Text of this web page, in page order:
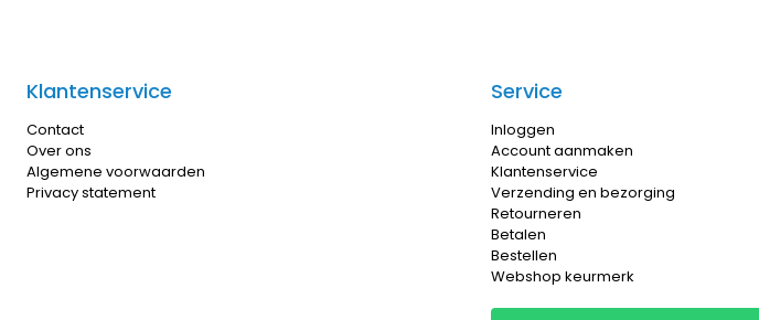
Klantenservice
Contact
Over ons
Algemene voorwaarden
Privacy statement
Service
Inloggen
Account aanmaken
Klantenservice
Verzending en bezorging
Retourneren
Betalen
Bestellen
Webshop keurmerk